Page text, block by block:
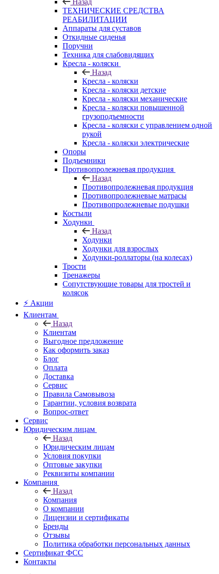
ТЕХНИЧЕСКИЕ СРЕДСТВА
РЕАБИЛИТАЦИИ
Аппараты для суставов
Откидные сиденья
Поручни
Техника для слабовидящих
Кресла - коляски
Назад
Кресла - коляски
Кресла - коляски детские
Кресла - коляски механические
Кресла - коляски повышенной
грузоподъемности
Кресла - коляски с управлением одной
рукой
Кресла - коляски электрические
Опоры
Подъемники
Противопролежневая продукция
Назад
Противопролежневая продукция
Противопролежневые матрасы
Противопролежневые подушки
Костыли
Ходунки
Назад
Ходунки
Ходунки для взрослых
Ходунки-роллаторы (на колесах)
Трости
Тренажеры
Сопутствующие товары для тростей и
колясок
⚡ Акции
Клиентам
Назад
Клиентам
Выгодное предложение
Как оформить заказ
Блог
Оплата
Доставка
Сервис
Правила Самовывоза
Гарантии, условия возврата
Вопрос-ответ
Сервис
Юридическим лицам
Назад
Юридическим лицам
Условия покупки
Оптовые закупки
Реквизиты компании
Компания
Назад
Компания
О компании
Лицензии и сертификаты
Бренды
Отзывы
Политика обработки персональных данных
Сертификат ФСС
Контакты